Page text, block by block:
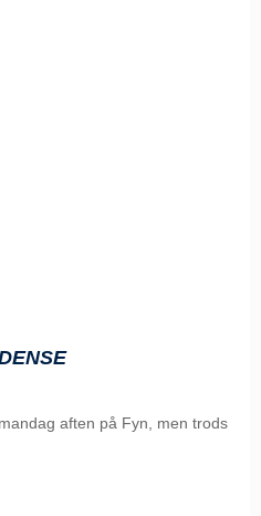
aften på Fyn, men trods